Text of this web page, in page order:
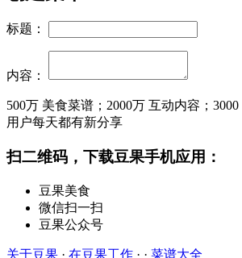
标题：
内容：
500万 美食菜谱； 2000万 互动内容； 3000
用户每天都有新分享
扫二维码，下载豆果手机应用：
豆果美食
微信扫一扫
豆果公众号
关于豆果 · 在豆果工作 · · 菜谱大全